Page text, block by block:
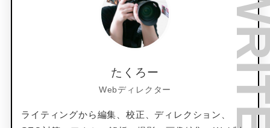
たくろー
Webディレクター
ライティングから編集、校正、ディレクション、